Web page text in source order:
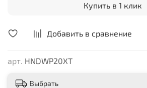
Добавить в сравнение
арт. HNDWP20XT
Купить в 1 клик
Выбрать